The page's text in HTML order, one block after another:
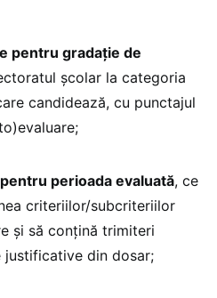
pentru gradaţie de
şcolar la categoria
candidează, cu punctajul
perioada evaluată, ce
criteriilor/subcriteriilor
şi să conţină trimiteri
din dosar;